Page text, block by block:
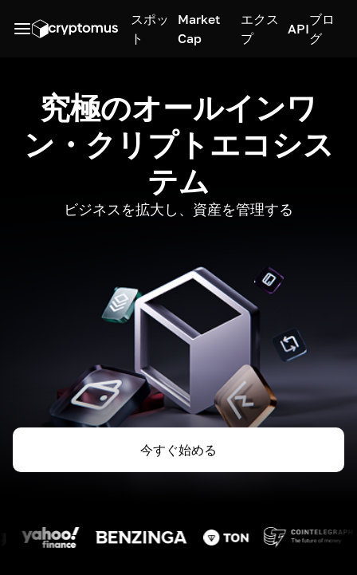
スポッ
ト
Market
Cap
エクス
プ
API
ブロ
グ
究極のオールインワ
ン・クリプトエコシス
テム
ビジネスを拡大し、資産を管理する
今すぐ始める